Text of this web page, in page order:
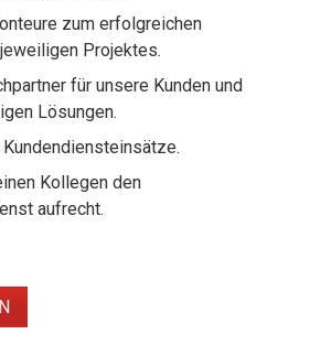
zum erfolgreichen
Projektes.
für unsere Kunden und
Lösungen.
Kollegen den
aufrecht.